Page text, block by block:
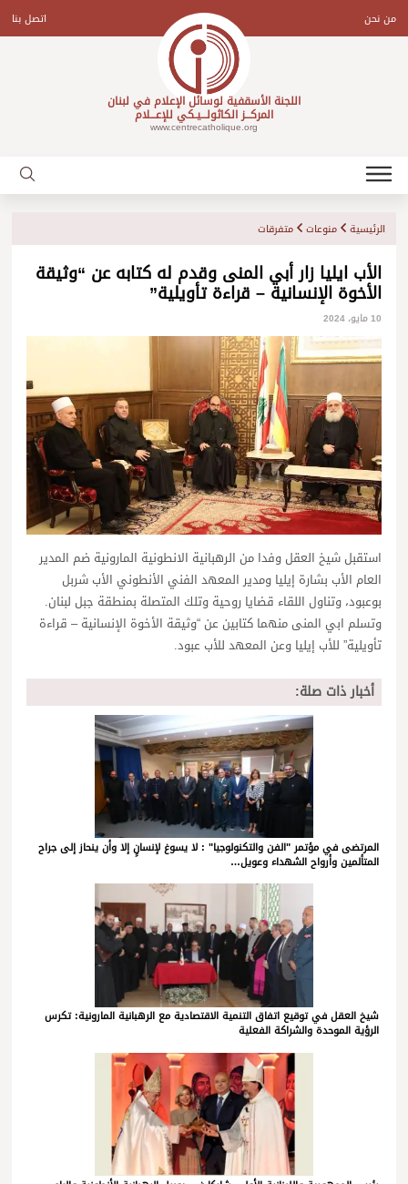
contentمن نحن اتصل بنا
اللجنة الأسقفية لوسائل الإعلام في لبنان
المركـــز الكاثولـــيـكي للإعـــلام
www.centrecatholique.org
الرئيسية منوعات متفرقات
الأب ايليا زار أبي المنى وقدم له كتابه عن “وثيقة
الأخوة الإنسانية – قراءة تأويلية”
10 مايو، 2024
استقبل شيخ العقل وفدا من الرهبانية الانطونية المارونية ضم المدير
العام الأب بشارة إيليا ومدير المعهد الفني الأنطوني الأب شربل
بوعبود، وتناول اللقاء قضايا روحية وتلك المتصلة بمنطقة جبل لبنان.
وتسلم ابي المنى منهما كتابين عن “وثيقة الأخوة الإنسانية – قراءة
تأويلية” للأب إيليا وعن المعهد للأب عبود.
أخبار ذات صلة:
المرتضى في مؤتمر "الفن والتكنولوجيا" : لا يسوغ لإنسانٍ إلا وأن ينحاز إلى جراح
المتألمين وأرواح الشهداء وعويل…
شيخ العقل في توقيع اتفاق التنمية الاقتصادية مع الرهبانية المارونية: تكرس
الرؤية الموحدة والشراكة الفعلية